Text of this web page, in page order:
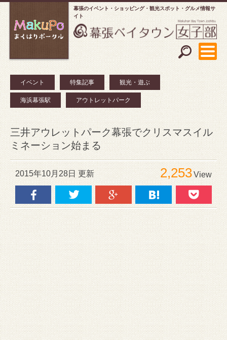
幕張のイベント・ショッピング
観光スポット・グルメ情報サ
イト
イベント 特集記事 観光・遊ぶ
海浜幕張駅 アウトレットパーク
三井アウレットパーク幕張でクリスマスイル
ミネーション始まる
2015年10月28日 更新 2,253View